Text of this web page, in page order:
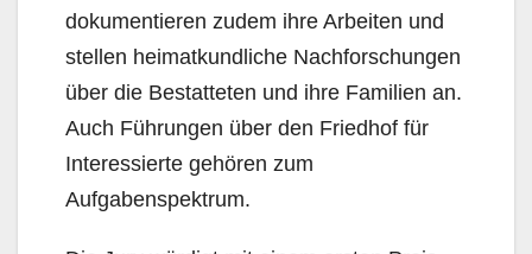
dokumentieren zudem ihre Arbeiten und
stellen heimatkundliche Nachforschungen
über die Bestatteten und ihre Familien an.
Auch Führungen über den Friedhof für
Interessierte gehören zum
Aufgabenspektrum.